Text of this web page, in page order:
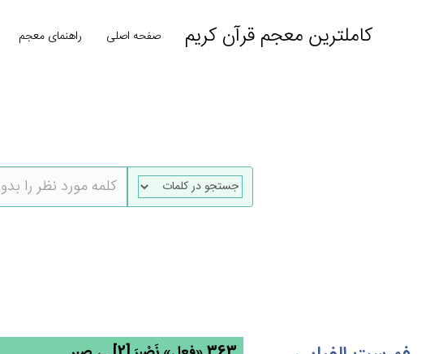
کاملترین معجم قرآن کریم صفحه اصلی راهنمای معجم